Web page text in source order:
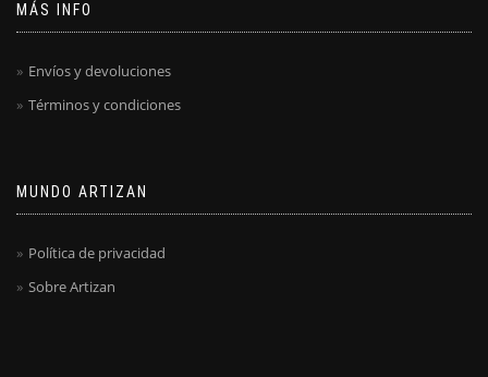
MÁS INFO
Envíos y devoluciones
Términos y condiciones
MUNDO ARTIZAN
Política de privacidad
Sobre Artizan